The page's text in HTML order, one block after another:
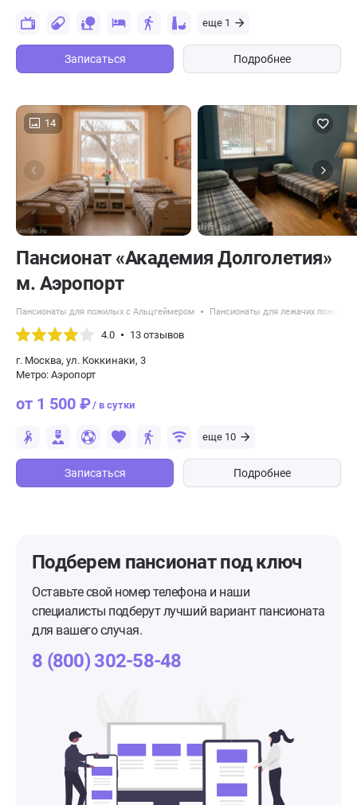
еще 1
Записаться Подробнее
14
Пансионат «Академия Долголетия»
м. Аэропорт
Пансионаты для пожилых с Альцгеймером Пансионаты для лежачих
4.0 13 отзывов
г. Москва, ул. Коккинаки, 3
Метро: Аэропорт
от 1 500 ₽/ в сутки
еще 10
Записаться Подробнее
Подберем пансионатпод ключ
Оставьте свой номер телефона и наши
специалисты подберут лучший вариант пансионата
для вашего случая.
8 (800) 302-58-48